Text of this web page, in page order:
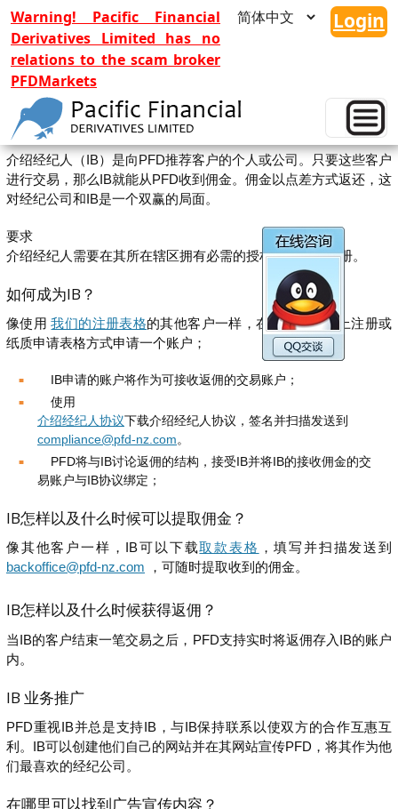
Warning! Pacific Financial
Derivatives Limited has no
relations to the scam broker
PFDMarkets
Login
介绍经纪人
介绍经纪人（IB）是向PFD推荐客户的个人或公司。只要这些客户
进行交易，那么IB就能从PFD收到佣金。佣金以点差方式返还，这
对经纪公司和IB是一个双赢的局面。
要求
介绍经纪人需要在其所在辖区拥有必需的授权、执照或注册。
如何成为IB？
像使用我们的注册表格的其他客户一样，在PFD通过网上注册或
纸质申请表格方式申请一个账户；
IB申请的账户将作为可接收返佣的交易账户；
使用
介绍经纪人协议下载介绍经纪人协议，签名并扫描发送到
compliance@pfd-nz.com。
PFD将与IB讨论返佣的结构，接受IB并将IB的接收佣金的交
易账户与IB协议绑定；
IB怎样以及什么时候可以提取佣金？
像其他客户一样，IB可以下载取款表格 ，填写并扫描发送到
backoffice@pfd-nz.com ，可随时提取收到的佣金。
IB怎样以及什么时候获得返佣？
当IB的客户结束一笔交易之后，PFD支持实时将返佣存入IB的账户
内。
IB 业务推广
PFD重视IB并总是支持IB，与IB保持联系以使双方的合作互惠互
利。IB可以创建他们自己的网站并在其网站宣传PFD，将其作为他
们最喜欢的经纪公司。
在哪里可以找到广告宣传内容？